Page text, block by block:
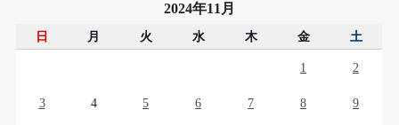
2024年11月
日 月 火 水 木 金 土
1 2
3 4 5 6 7 8 9